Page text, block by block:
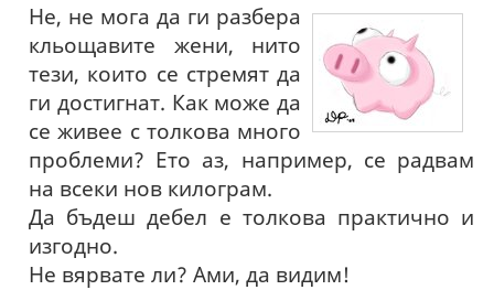
Не, не мога да ги разбера
кльощавите жени, нито
тези, които се стремят да
ги достигнат. Как може да
се живее с толкова много
проблеми? Ето аз, например, се радвам
на всеки нов килограм.
Да бъдеш дебел е толкова практично и
изгодно.
Не вярвате ли? Ами, да видим!